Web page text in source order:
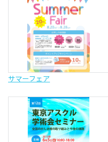
サマーフェア